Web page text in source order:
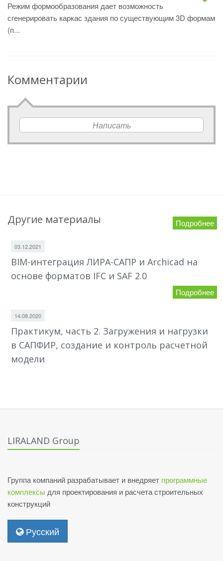
Режим формообразования дает возможность
сгенерировать каркас здания по существующим 3D формам
(п...
Комментарии
Написать
Другие материалы Подробнее
03.12.2021
BIM-интеграция ЛИРА-САПР и Archicad на
основе форматов IFC и SAF 2.0
Подробнее
14.08.2020
Практикум, часть 2. Загружения и нагрузки
в САПФИР, создание и контроль расчетной
модели
LIRALAND Group
Группа компаний разрабатывает и внедряет программные
комплексы для проектирования и расчета строительных
конструкций
Русский